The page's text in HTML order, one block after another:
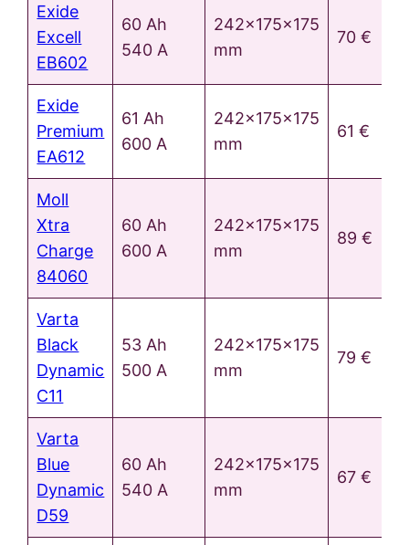
Exide
Excell
EB602
60 Ah
540 A
242x175x175
mm
70 €
Exide
Premium
EA612
61 Ah
600 A
242x175x175
mm
61 €
Moll
Xtra
Charge
84060
60 Ah
600 A
242x175x175
mm
89 €
Varta
Black
Dynamic
C11
53 Ah
500 A
242x175x175
mm
79 €
Varta
Blue
Dynamic
D59
60 Ah
540 A
242x175x175
mm
67 €